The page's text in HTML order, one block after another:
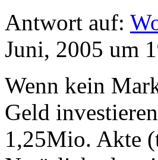
Antwort auf:
Juni, 2005 um
Wenn kein
Geld
1,25Mio. Akte